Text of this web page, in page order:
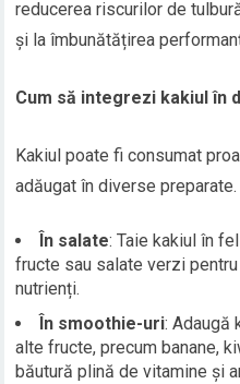
reducerea riscurilor de
și la îmbunătățirea
Cum să integrezi kakiul în
Kakiul poate fi consumat
adăugat în diverse
În salate: Taie kakiul în
fructe sau salate verzi
nutrienți.
În smoothie-uri: Adaugă
alte fructe, precum banane,
băutură plină de vitamine și